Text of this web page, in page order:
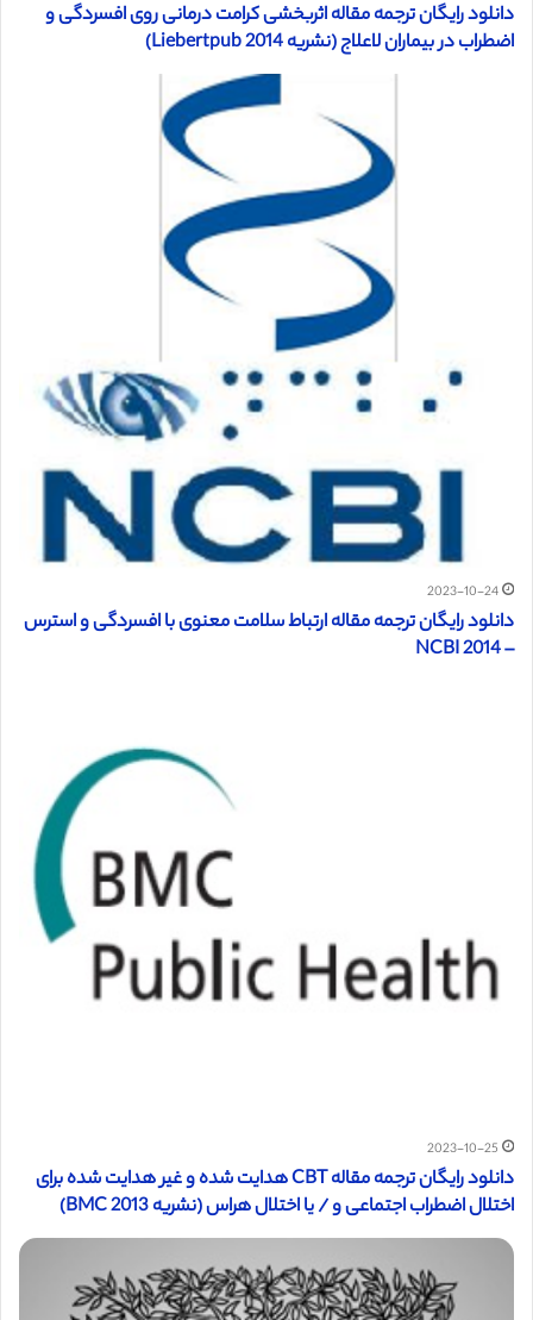
دانلود رایگان ترجمه مقاله اثربخشی کرامت درمانی روی افسردگی و
اضطراب در بیماران لاعلاج (نشریه Liebertpub 2014)
2023-10-24
دانلود رایگان ترجمه مقاله ارتباط سلامت معنوی با افسردگی و استرس
– NCBI 2014
2023-10-25
دانلود رایگان ترجمه مقاله CBT هدایت شده و غیر هدایت شده برای
اختلال اضطراب اجتماعی و / یا اختلال هراس (نشریه BMC 2013)